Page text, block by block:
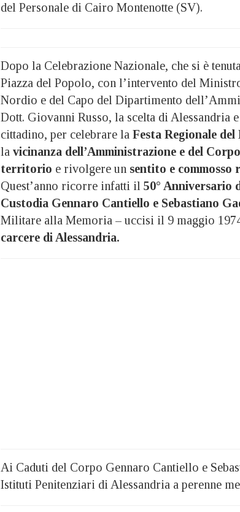
del Personale di Cairo Montenotte (SV).
Dopo la Celebrazione Nazionale, che si è
Piazza del Popolo, con l’intervento del
Nordio e del Capo del Dipartimento
Dott. Giovanni Russo, la scelta di Alessandria
cittadino, per celebrare la Festa Regionale del
la vicinanza dell’Amministrazione e del
territorio e rivolgere un sentito e
Quest’anno ricorre infatti il 50° Anniversario
Custodia Gennaro Cantiello e Sebastiano
Militare alla Memoria – uccisi il 9 maggio
carcere di Alessandria.
Ai Caduti del Corpo Gennaro Cantiello e
Istituti Penitenziari di Alessandria a perenne